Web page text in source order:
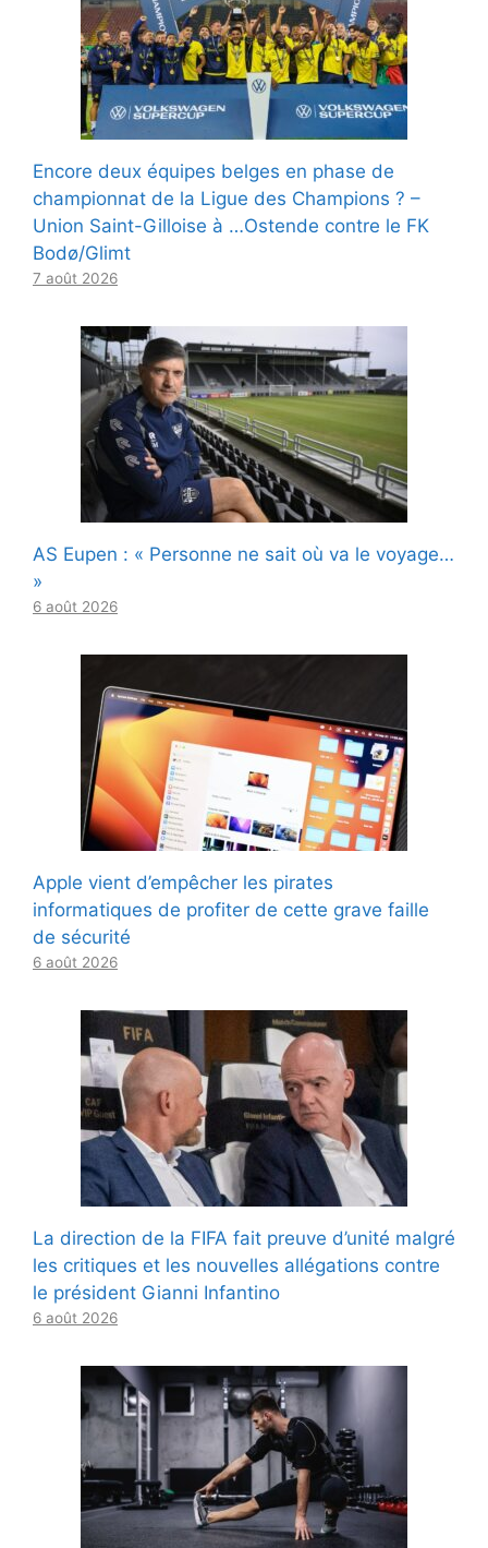
Encore deux équipes belges en phase de
championnat de la Ligue des Champions ? –
Union Saint-Gilloise à …Ostende contre le FK
Bodø/Glimt
7 août 2026
AS Eupen : « Personne ne sait où va le voyage…
»
6 août 2026
Apple vient d’empêcher les pirates
informatiques de profiter de cette grave faille
de sécurité
6 août 2026
La direction de la FIFA fait preuve d’unité malgré
les critiques et les nouvelles allégations contre
le président Gianni Infantino
6 août 2026